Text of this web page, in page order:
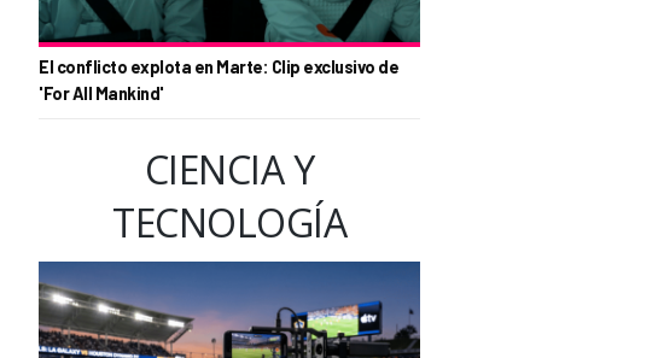
El conflicto explota en Marte: Clip exclusivo de
'For All Mankind'
CIENCIA Y
TECNOLOGÍA